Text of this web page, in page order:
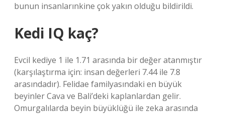
bunun insanlarınkine çok yakın olduğu bildirildi.
Kedi IQ kaç?
Evcil kediye 1 ile 1.71 arasında bir değer atanmıştır
(karşılaştırma için: insan değerleri 7.44 ile 7.8
arasındadır). Felidae familyasındaki en büyük
beyinler Cava ve Bali’deki kaplanlardan gelir.
Omurgalılarda beyin büyüklüğü ile zeka arasında